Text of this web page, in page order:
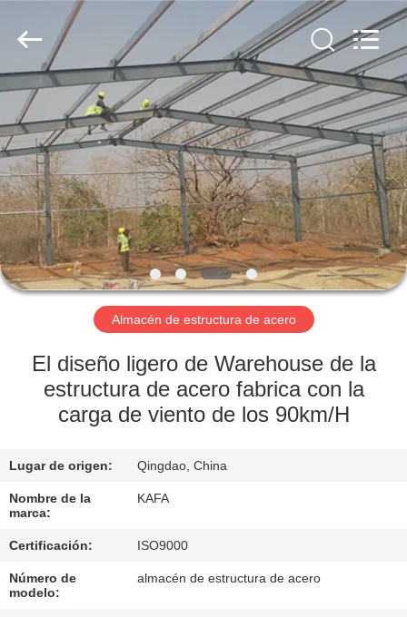
EN
CASA.
PRODUCTOS
VÍDEOS
ESPECTÁCULO
RV
SOBRE
RECORRIDO
FÁBRICA
Fabrication
All
Reserved.
Almacén de estructura de acero
El diseño ligero de Warehouse de la
estructura de acero fabrica con la
carga de viento de los 90km/H
Lugar de origen: Qingdao, China
Nombre de la
marca:
KAFA
Certificación: ISO9000
Número de
modelo:
almacén de estructura de acero